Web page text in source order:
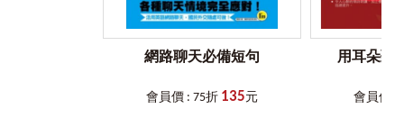
✦ 打開手機，下載『Youtor App（內含虛擬點讀筆）』。
✦ 打開書本，用手機掃描書中QR Code。
——不再需要光碟機，隨時隨地，輕鬆聆聽！
虛擬點讀筆介紹］
網路聊天必備短句
會員價 : 75折 135元
用耳朵聽
會員價 :